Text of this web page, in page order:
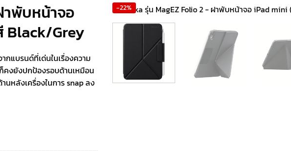
าพับหน้าจอ
Black/Grey
กแบรนด์ที่เด่นในเรื่องความ
คงยังปกป้องรอบด้านเหมือน
านหลังเครื่องในการ snap ลง
-22%